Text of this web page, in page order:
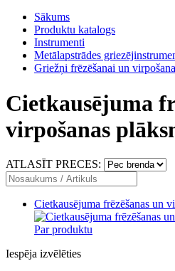
Sākums
Produktu katalogs
Instrumenti
Metālapstrādes
Griežņi frēzēšanai un
Cietkausējuma
virpošanas
ATLASĪT PRECES:
Cietkausējuma frēzēšanas un
Par produktu
Iespēja izvēlēties